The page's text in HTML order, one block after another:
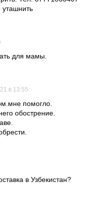
уташнить
для мамы.
в 13:55
помогло.
обострение.
в Узбекистан?